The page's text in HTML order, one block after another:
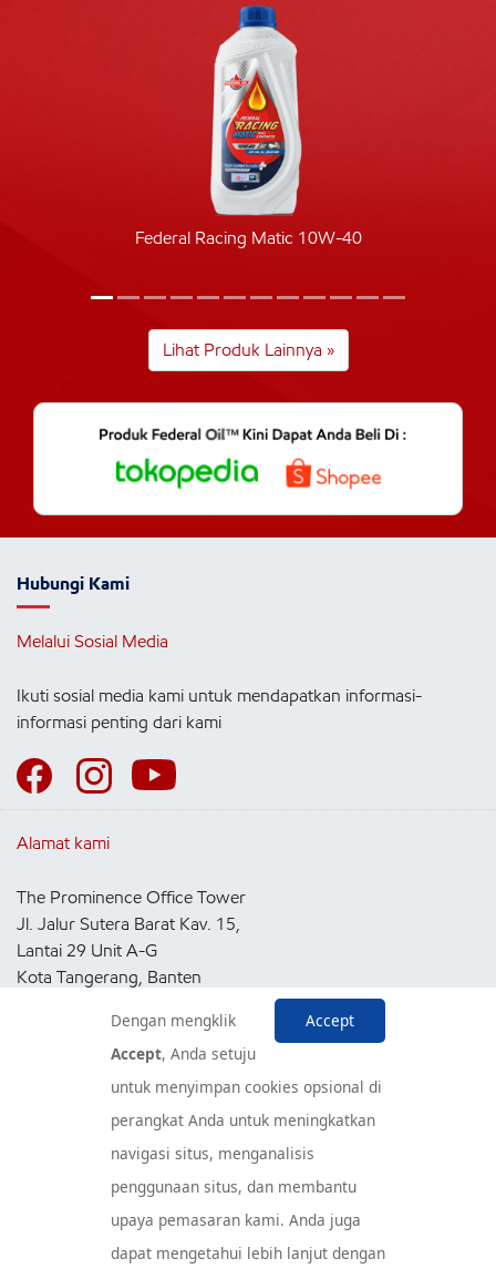
Federal Racing Matic 10W-40
Lihat Produk Lainnya »
Hubungi Kami
Melalui Sosial Media
Ikuti sosial media kami untuk mendapatkan informasi-
informasi penting dari kami
Alamat kami
The Prominence Office Tower
Jl. Jalur Sutera Barat Kav. 15,
Lantai 29 Unit A-G
Kota Tangerang, Banten
Pusat Layanan Konsumen
Accept
Dengan mengklik
Accept, Anda setuju
untuk menyimpan cookies opsional di
perangkat Anda untuk meningkatkan
navigasi situs, menganalisis
penggunaan situs, dan membantu
upaya pemasaran kami. Anda juga
dapat mengetahui lebih lanjut dengan